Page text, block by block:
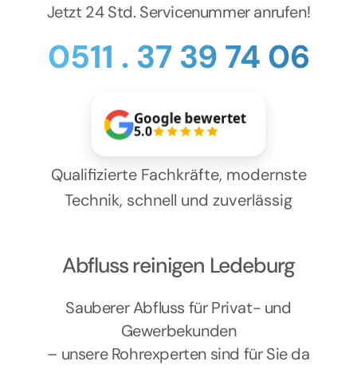
Kontakt
Jetzt 24 Std. Servicenummer anrufen!
0511 . 37 39 74 06
Google bewertet
5.0
Qualifizierte Fachkräfte, modernste
Technik, schnell und zuverlässig
Abfluss reinigen Ledeburg
Sauberer Abfluss für Privat- und
Gewerbekunden
– unsere Rohrexperten sind für Sie da